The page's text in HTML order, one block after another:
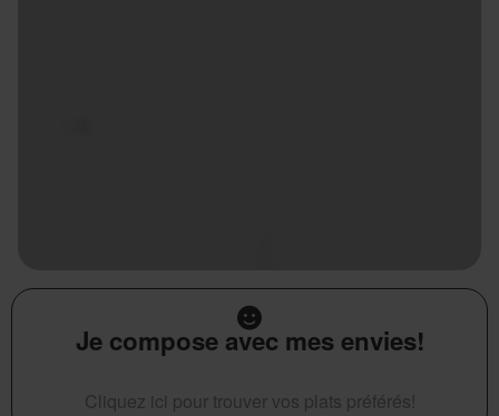
Je compose avec mes envies!
Cliquez ici pour trouver vos plats préférés!